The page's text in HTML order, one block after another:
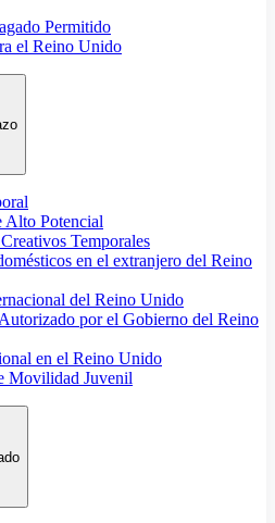
Permitido
el Reino Unido
Alto Potencial
Temporales
en el extranjero del Reino
del Reino Unido
por el Gobierno del Reino
en el Reino Unido
Movilidad Juvenil